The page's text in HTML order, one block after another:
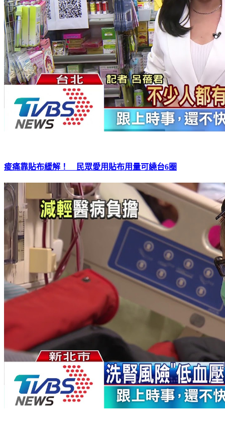
痠痛靠貼布緩解！ 民眾愛用貼布用量可繞台6圈